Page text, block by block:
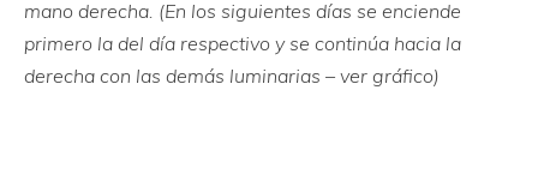
mano derecha. (En los siguientes días se enciende
primero la del día respectivo y se continúa hacia la
derecha con las demás luminarias – ver gráfico)